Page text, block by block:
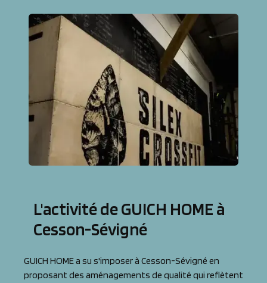
L'activité de GUICH HOME à
Cesson-Sévigné
GUICH HOME a su s'imposer à Cesson-Sévigné en
proposant des aménagements de qualité qui reflètent